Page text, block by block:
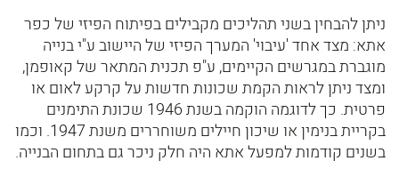
ניתן להבחין בשני תהליכים מקבילים בפיתוח הפיזי של כפר
אתא: מצד אחד 'עיבוי' המערך הפיזי של היישוב ע"י בנייה
מוגברת במגרשים הקיימים, ע"פ תכנית המתאר של קאופמן,
ומצד ניתן לראות הקמת שכונות חדשות על קרקע לאום או
פרטית. כך לדוגמה הוקמה בשנת 1946 שכונת התימנים
בקריית בנימין או שיכון חיילים משוחררים משנת 1947. וכמו
בשנים קודמות למפעל אתא היה חלק ניכר גם בתחום הבנייה.